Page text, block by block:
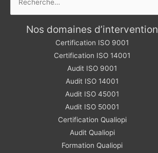
Nos domaines d’intervention
Certification ISO 9001
Certification ISO 14001
Audit ISO 9001
Audit ISO 14001
Audit ISO 45001
Audit ISO 50001
Certification Qualiopi
Audit Qualiopi
Formation Qualiopi